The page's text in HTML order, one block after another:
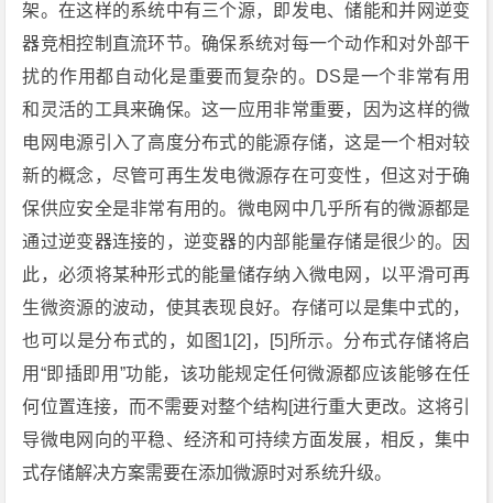
架。在这样的系统中有三个源，即发电、储能和并网逆变
器竞相控制直流环节。确保系统对每一个动作和对外部干
扰的作用都自动化是重要而复杂的。DS是一个非常有用
和灵活的工具来确保。这一应用非常重要，因为这样的微
电网电源引入了高度分布式的能源存储，这是一个相对较
新的概念，尽管可再生发电微源存在可变性，但这对于确
保供应安全是非常有用的。微电网中几乎所有的微源都是
通过逆变器连接的，逆变器的内部能量存储是很少的。因
此，必须将某种形式的能量储存纳入微电网，以平滑可再
生微资源的波动，使其表现良好。存储可以是集中式的，
也可以是分布式的，如图1[2]，[5]所示。分布式存储将启
用“即插即用”功能，该功能规定任何微源都应该能够在任
何位置连接，而不需要对整个结构[进行重大更改。这将引
导微电网向的平稳、经济和可持续方面发展，相反，集中
式存储解决方案需要在添加微源时对系统升级。